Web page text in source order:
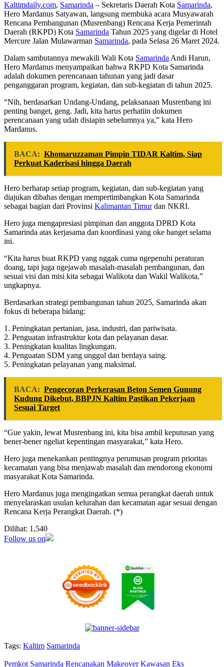
Kaltimdaily.com, Samarinda – Sekretaris Daerah Kota Samarinda,
Hero Mardanus Satyawan, langsung membuka acara Musyawarah
Rencana Pembangunan (Musrenbang) Rencana Kerja Pemerintah
Daerah (RKPD) Kota Samarinda Tahun 2025 yang digelar di Hotel
Mercure Jalan Mulawarman Samarinda, pada Selasa 26 Maret 2024.
Dalam sambutannya mewakili Wali Kota Samarinda Andi Harun,
Hero Mardanus menyampaikan bahwa RKPD Kota Samarinda
adalah dokumen perencanaan tahunan yang jadi dasar
penganggaran program, kegiatan, dan sub-kegiatan di tahun 2025.
“Nih, berdasarkan Undang-Undang, pelaksanaan Musrenbang ini
penting banget, geng. Jadi, kita harus perhatiin dokumen
perencanaan yang udah disiapin sebelumnya ya,” kata Hero
Mardanus.
BACA: Khomaruzzaman Pimpin TIDAR Kaltim, Siap
Perkuat Kaderisasi hingga Daerah
Hero berharap setiap program, kegiatan, dan sub-kegiatan yang
diajukan dibahas dengan mempertimbangkan Kota Samarinda
sebagai bagian dari Provinsi Kalimantan Timurdan NKRI.
Hero juga mengapresiasi pimpinan dan anggota DPRD Kota
Samarinda atas kerjasama dan koordinasi yang oke banget selama
ini.
“Kita harus buat RKPD yang nggak cuma ngepenuhi peraturan
doang, tapi juga ngejawab masalah-masalah pembangunan, dan
sesuai visi dan misi kita sebagai Walikota dan Wakil Walikota,”
ungkapnya.
Berdasarkan strategi pembangunan tahun 2025, Samarinda akan
fokus di beberapa bidang:
1. Peningkatan pertanian, jasa, industri, dan pariwisata.
2. Penguatan infrastruktur kota dan pelayanan dasar.
3. Peningkatan kualitas lingkungan.
4. Penguatan SDM yang unggul dan berdaya saing.
5. Peningkatan pelayanan yang maksimal.
BACA: Pengecoran Perkerasan Beton Semen Gunung
Kudung Dikebut, BBPJN Kaltim Pastikan Pekerjaan
Sesuai Target
“Gue yakin, lewat Musrenbang ini, kita bisa ambil keputusan yang
bener-bener ngeliat kepentingan masyarakat,” kata Hero.
Hero juga menekankan pentingnya perumusan program prioritas
kecamatan yang bisa menjawab masalah dan mendorong ekonomi
masyarakat Kota Samarinda.
Hero Mardanus juga mengingatkan semua perangkat daerah untuk
menyelaraskan usulan kelurahan dan kecamatan agar sesuai dengan
Rencana Kerja Perangkat Daerah. (*)
Dilihat: 1,540
Follow us on
Tags: Kaltim Samarinda
Pemkot Samarinda Rencanakan Makeover Kawasan Eks